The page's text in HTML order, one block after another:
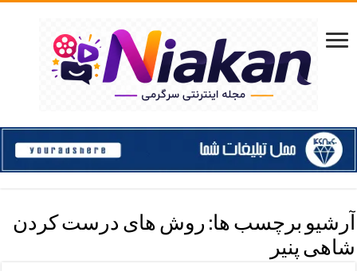
آرشیو برچسب ها: روش های درست کردن
شاهی پنیر